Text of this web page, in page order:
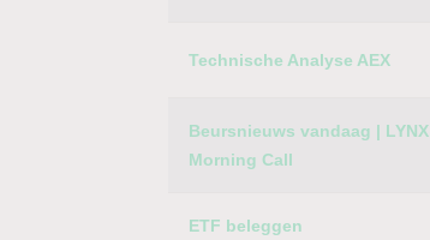
Technische Analyse AEX
Beursnieuws vandaag | LYNX
Morning Call
ETF beleggen